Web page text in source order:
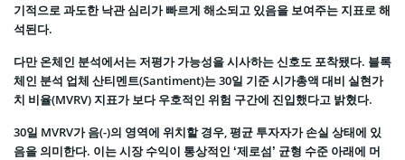
기적으로 과도한 낙관 심리가 빠르게 해소되고 있음을 보여주는 지표로 해
석된다.
다만 온체인 분석에서는 저평가 가능성을 시사하는 신호도 포착됐다. 블록
체인 분석 업체 산티멘트(Santiment)는 30일 기준 시가총액 대비 실현가
치 비율(MVRV) 지표가 보다 우호적인 위험 구간에 진입했다고 밝혔다.
30일 MVRV가 음(-)의 영역에 위치할 경우, 평균 투자자가 손실 상태에 있
음을 의미한다. 이는 시장 수익이 통상적인 ‘제로섬’ 균형 수준 아래에 머